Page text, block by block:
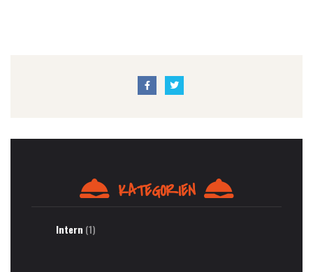
KATEGORIEN
Intern (1)